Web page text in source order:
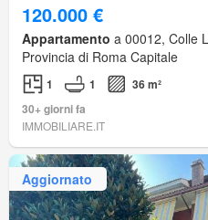
120.000 €
Appartamento a 00012, Colle
Provincia di Roma Capitale
1 1
36 m²
30+ giorni fa
IMMOBILIARE.IT
Aggiornato